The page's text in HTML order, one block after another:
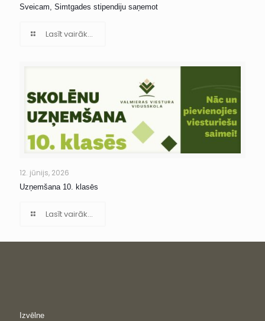
Sveicam, Simtgades stipendiju saņemot
Lasīt vairāk...
12. jūnijs, 2026
Uzņemšana 10. klasēs
Lasīt vairāk...
Izvēlne